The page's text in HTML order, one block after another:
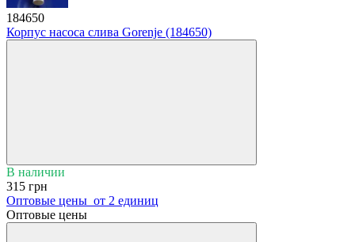
184650
Корпус насоса слива Gorenje (184650)
В наличии
315 грн
Оптовые цены от 2 единиц
Оптовые цены